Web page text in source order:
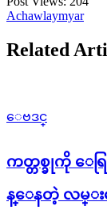
Achawlaymyar
Related
ေဗဒင္
ကတ္တစ္ခုကို ေရ
န္ေနတဲ့ လမ္း